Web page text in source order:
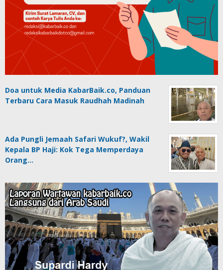
Doa untuk Media KabarBaik.co, Panduan
Terbaru Cara Masuk Raudhah Madinah
Ada Pungli Jemaah Safari Wukuf?, Wakil
Kepala BP Haji: Kok Tega Memperdaya
Orang…